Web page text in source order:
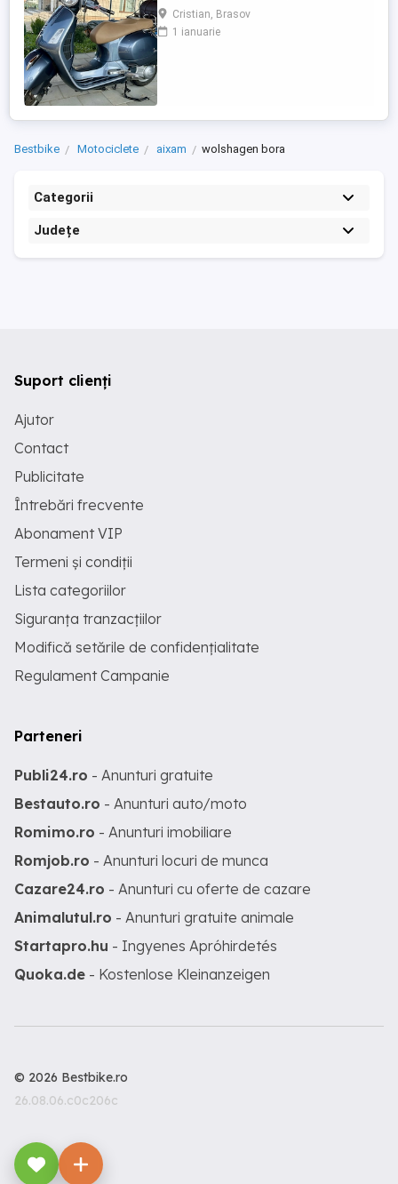
Faco (montat 2026), geanta portbagaj
Classic; prelungitor scarite pasager;
suspensie fata Bitubo si frane fata spate
Cristian, Brasov
1 ianuarie
Bestbike Motociclete aixam wolshagen bora
Categorii
Județe
Suport clienți
Ajutor
Contact
Publicitate
Întrebări frecvente
Abonament VIP
Termeni și condiții
Lista categoriilor
Siguranța tranzacțiilor
Modifică setările de confidențialitate
Regulament Campanie
Parteneri
Publi24.ro - Anunturi gratuite
Bestauto.ro - Anunturi auto/moto
Romimo.ro - Anunturi imobiliare
Romjob.ro - Anunturi locuri de munca
Cazare24.ro - Anunturi cu oferte de cazare
Animalutul.ro - Anunturi gratuite animale
Startapro.hu - Ingyenes Apróhirdetés
Quoka.de - Kostenlose Kleinanzeigen
© 2026 Bestbike.ro
26.08.06.c0c206c